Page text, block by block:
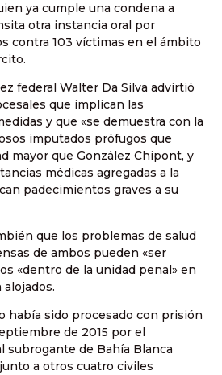
ya cumple una condena a
otra instancia oral por
contra 103 víctimas en el ámbito
federal Walter Da Silva advirtió
que implican las
y que «se demuestra con la
imputados prófugos que
mayor que González Chipont, y
médicas agregadas a la
padecimientos graves a su
que los problemas de salud
de ambos pueden «ser
«dentro de la unidad penal» en
había sido procesado con prisión
de 2015 por el
subrogante de Bahía Blanca
a otros cuatro civiles